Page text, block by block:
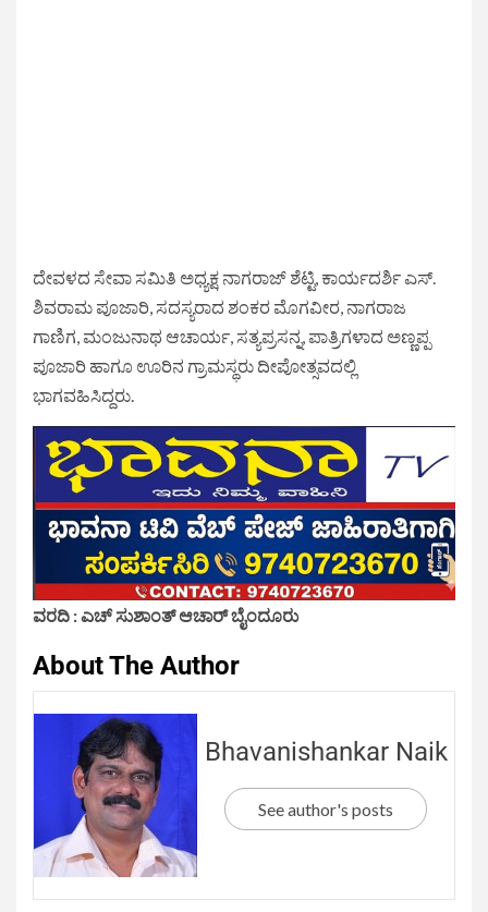
ದೇವಳದ ಸೇವಾ ಸಮಿತಿ ಅಧ್ಯಕ್ಷ ನಾಗರಾಜ್ ಶೆಟ್ಟಿ, ಕಾರ್ಯದರ್ಶಿ ಎಸ್.
ಶಿವರಾಮ ಪೂಜಾರಿ, ಸದಸ್ಯರಾದ ಶಂಕರ ಮೊಗವೀರ, ನಾಗರಾಜ
ಗಾಣಿಗ, ಮಂಜುನಾಥ ಆಚಾರ್ಯ, ಸತ್ಯಪ್ರಸನ್ನ, ಪಾತ್ರಿಗಳಾದ ಅಣ್ಣಪ್ಪ
ಪೂಜಾರಿ ಹಾಗೂ ಊರಿನ ಗ್ರಾಮಸ್ಥರು ದೀಪೋತ್ಸವದಲ್ಲಿ
ಭಾಗವಹಿಸಿದ್ದರು.
ವರದಿ : ಎಚ್ ಸುಶಾಂತ್ ಆಚಾರ್ ಬೈಂದೂರು
About The Author
Bhavanishankar Naik
See author's posts